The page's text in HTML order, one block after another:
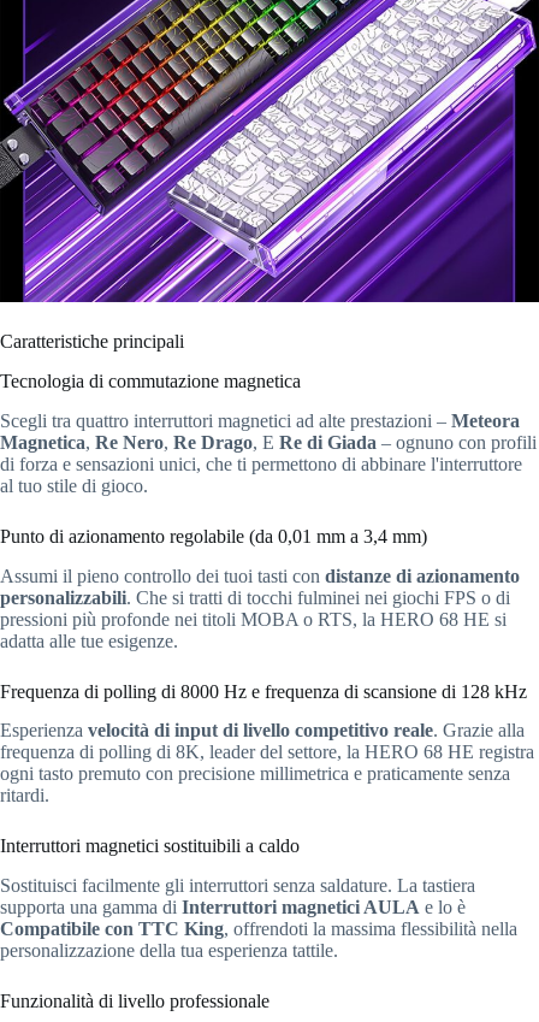
Caratteristiche principali
Tecnologia di commutazione magnetica
Scegli tra quattro interruttori magnetici ad alte prestazioni – Meteora
Magnetica, Re Nero, Re Drago, E Re di Giada – ognuno con profili
di forza e sensazioni unici, che ti permettono di abbinare l'interruttore
al tuo stile di gioco.
Punto di azionamento regolabile (da 0,01 mm a 3,4 mm)
Assumi il pieno controllo dei tuoi tasti con distanze di azionamento
personalizzabili. Che si tratti di tocchi fulminei nei giochi FPS o di
pressioni più profonde nei titoli MOBA o RTS, la HERO 68 HE si
adatta alle tue esigenze.
Frequenza di polling di 8000 Hz e frequenza di scansione di 128 kHz
Esperienza velocità di input di livello competitivo reale. Grazie alla
frequenza di polling di 8K, leader del settore, la HERO 68 HE registra
ogni tasto premuto con precisione millimetrica e praticamente senza
ritardi.
Interruttori magnetici sostituibili a caldo
Sostituisci facilmente gli interruttori senza saldature. La tastiera
supporta una gamma di Interruttori magnetici AULA e lo è
Compatibile con TTC King, offrendoti la massima flessibilità nella
personalizzazione della tua esperienza tattile.
Funzionalità di livello professionale